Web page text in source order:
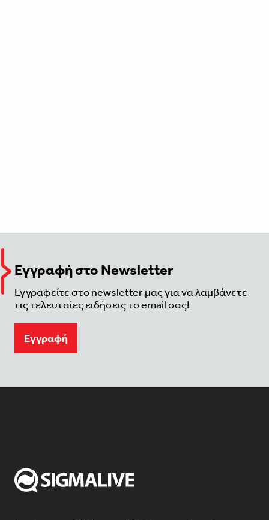
Εγγραφή στο Newsletter
Εγγραφείτε στο newsletter μας για να λαμβάνετε
τις τελευταίες ειδήσεις το email σας!
Eγγραφή